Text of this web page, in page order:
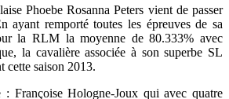
Phoebe Rosanna Peters vient de passer
ayant remporté toutes les épreuves de sa
la RLM la moyenne de 80.333% avec
la cavalière associée à son superbe SL
cette saison 2013.
: Françoise Hologne-Joux qui avec quatre